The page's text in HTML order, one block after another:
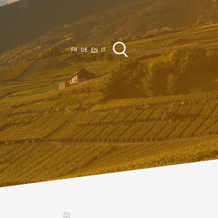
region
events
Vinum Montis
Assemblées générales & Statuts
FR DE EN IT